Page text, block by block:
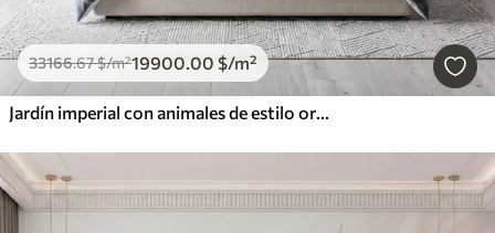
33166.67$/m²19900.00 $/m²
Jardín imperial con animales de estilo oriental: mono, leopardo, tigre, pavo real y garza